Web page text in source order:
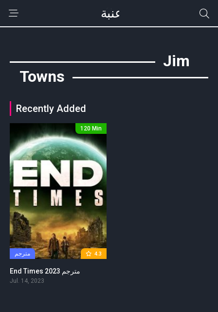
Jim
Towns
Recently Added
4.3 مترجم
120 Min
End Times 2023 مترجم
Jul. 14, 2023